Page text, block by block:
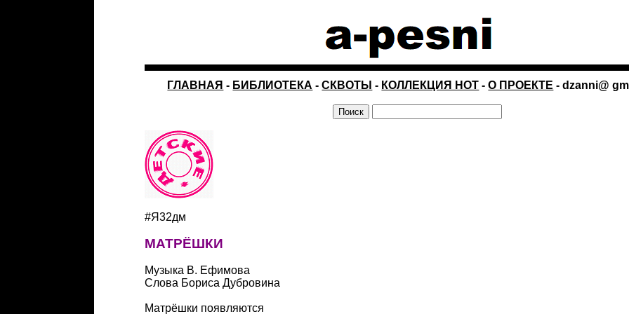
ГЛАВНАЯ - БИБЛИОТЕКА -СКВОТЫ - КОЛЛЕКЦИЯ НОТ -О ПРОЕКТЕ - dzanni@
#Я32дм
МАТРЁШКИ
Музыка В. Ефимова
Слова Бориса Дубровина
Матрёшки появляются